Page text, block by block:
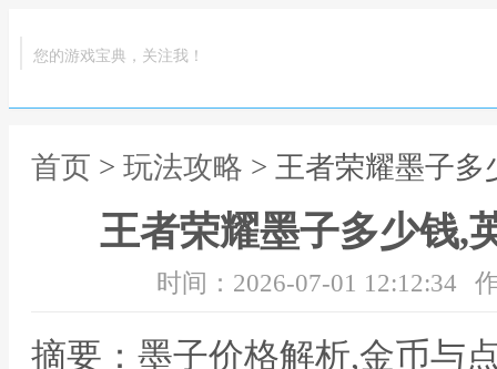
您的游戏宝典，关注我！
首页 > 玩法攻略 > 王者荣耀墨子
王者荣耀墨子多少钱,
时间：2026-07-01 12:12:34
摘要：墨子价格解析,金币与